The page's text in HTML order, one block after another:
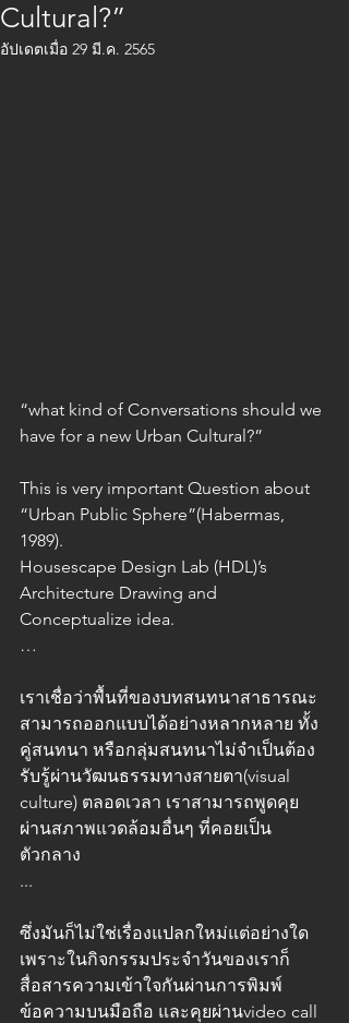
Cultural?”
อัปเดตเมื่อ 29 มี.ค. 2565
“what kind of Conversations should we
have for a new Urban Cultural?”
This is very important Question about
“Urban Public Sphere”(Habermas,
1989).
Housescape Design Lab (HDL)’s
Architecture Drawing and
Conceptualize idea.
…
เราเชื่อว่าพื้นที่ของบทสนทนาสาธารณะ
สามารถออกแบบได้อย่างหลากหลาย ทั้ง
คู่สนทนา หรือกลุ่มสนทนาไม่จำเป็นต้อง
รับรู้ผ่านวัฒนธรรมทางสายตา(visual
culture) ตลอดเวลา เราสามารถพูดคุย
ผ่านสภาพแวดล้อมอื่นๆ ที่คอยเป็น
ตัวกลาง
...
ซึ่งมันก็ไม่ใช่เรื่องแปลกใหม่แต่อย่างใด
เพราะในกิจกรรมประจำวันของเราก็
สื่อสารความเข้าใจกันผ่านการพิมพ์
ข้อความบนมือถือ และคุยผ่านvideo call